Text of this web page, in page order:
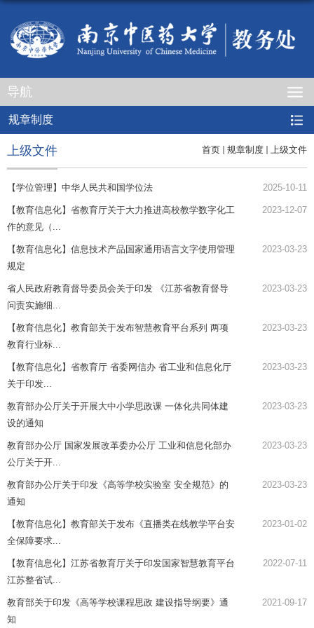
导航
规章制度
首页 规章制度 上级文件
上级文件
【学位管理】中华人民共和国学位法 2025-10-11
【教育信息化】省教育厅关于大力推进高校教学数字化工
作的意见（...
2023-12-07
【教育信息化】信息技术产品国家通用语言文字使用管理
规定
2023-03-23
省人民政府教育督导委员会关于印发 《江苏省教育督导
问责实施细...
2023-03-23
【教育信息化】教育部关于发布智慧教育平台系列 两项
教育行业标...
2023-03-23
【教育信息化】省教育厅 省委网信办 省工业和信息化厅
关于印发...
2023-03-23
教育部办公厅关于开展大中小学思政课 一体化共同体建
设的通知
2023-03-23
教育部办公厅 国家发展改革委办公厅 工业和信息化部办
公厅关于开...
2023-03-23
教育部办公厅关于印发《高等学校实验室 安全规范》的
通知
2023-03-23
【教育信息化】教育部关于发布《直播类在线教学平台安
全保障要求...
2023-01-02
【教育信息化】江苏省教育厅关于印发国家智慧教育平台
江苏整省试...
2022-07-11
教育部关于印发《高等学校课程思政 建设指导纲要》通
知
2021-09-17